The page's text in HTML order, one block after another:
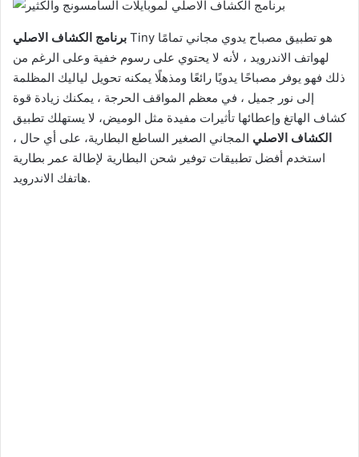
برنامج الكشاف الاصلي Tiny هو تطبيق مصباح يدوي مجاني تمامًا
لهواتف الاندرويد ، لأنه لا يحتوي على رسوم خفية وعلى الرغم من
ذلك فهو يوفر مصباحًا يدويًا رائعًا ومذهلًا يمكنه تحويل لياليك المظلمة
إلى نور جميل ، في معظم المواقف الحرجة ، يمكنك زيادة قوة
كشاف الهاتغ وإعطائها تأثيرات مفيدة مثل الوميض، لا يستهلك تطبيق
الكشاف الاصلي المجاني الصغير الساطع البطارية، على أي حال ،
استخدم أفضل تطبيقات توفير شحن البطارية لإطالة عمر بطارية
هاتفك الاندرويد.